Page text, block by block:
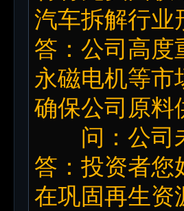
汽车拆解行业
答：公司高度
永磁电机等市
确保公司原料
问：公司未
答：投资者您
在巩固再生资